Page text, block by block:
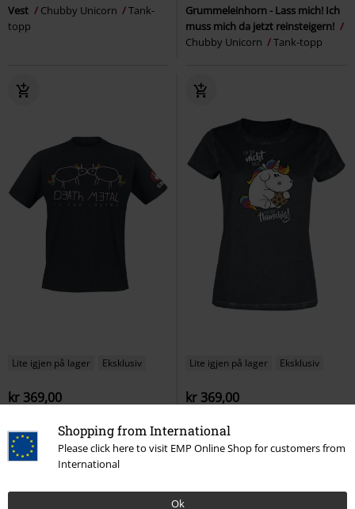
Shopping from International
Please click here to visit EMP Online Shop for customers from
International
Ok
Vest Chubby Unicorn
Tank-
topp
Grummeleinhorn - Lass mich! Ich
muss mich da jetzt reinsteigern!
Chubby Unicorn
Tank-topp
Lite igjen på lager Eksklusiv
kr 369,00
T-skjorte
Lite igjen på lager Eksklusiv
kr 369,00
Chubby Unicorn
Unicorn T-skjorter - Klar for Team Unicorn?